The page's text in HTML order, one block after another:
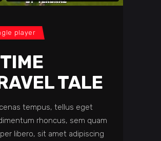
player
TALE
tempus, tellus eget
rhoncus, sem quam
libero, sit amet adipiscing